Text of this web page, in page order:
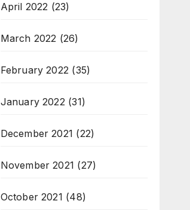
April 2022 (23)
March 2022 (26)
February 2022 (35)
January 2022(31)
December 2021 (22)
November 2021 (27)
October 2021 (48)